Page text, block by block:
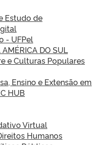
Estudo de
- UFPel
DO SUL
e Culturas Populares
Ensino e Extensão em
HUB
Virtual
Humanos